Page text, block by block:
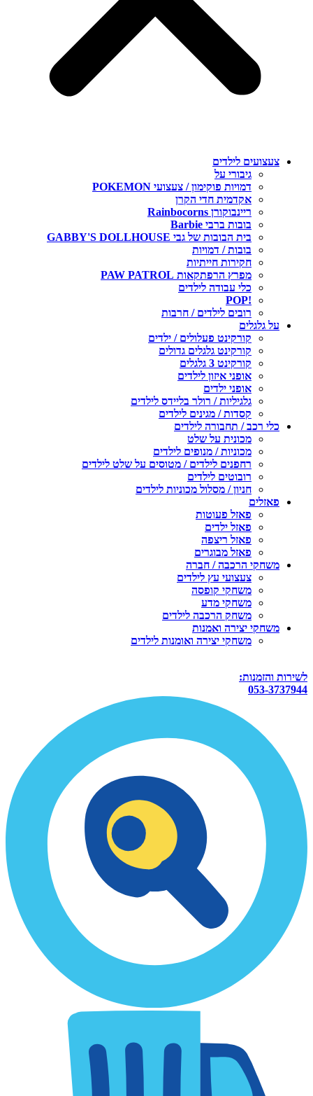
צעצועים לילדים
גיבורי על
דמויות פוקימון / צעצועי POKEMON
אקדמית חדי הקרן
ריינבוקורן Rainbocorns
בובות ברבי Barbie
בית הבובות של גבי GABBY'S DOLLHOUSE
בובות / דמויות
חקירות חייתיות
מפרץ הרפתקאות PAW PATROL
כלי עבודה לילדים
!POP
רובים לילדים / חרבות
על גלגלים
קורקינט פעלולים / ילדים
קורקינט גלגלים גדולים
קורקינט 3 גלגלים
אופני איזון לילדים
אופני ילדים
גלגיליות / רולר בליידס לילדים
קסדות / מגינים לילדים
כלי רכב / תחבורה לילדים
מכונית על שלט
מכוניות / מנופים לילדים
רחפנים לילדים / מטוסים על שלט לילדים
רובוטים לילדים
חניון / מסלול מכוניות לילדים
פאזלים
פאזל פעוטות
פאזל ילדים
פאזל ריצפה
פאזל מבוגרים
משחקי הרכבה / חברה
צעצועי עץ לילדים
משחקי קופסה
משחקי מדע
משחק הרכבה לילדים
משחקי יצירה ואמנות
משחקי יצירה ואומנות לילדים
לשירות והזמנות:
053-3737944